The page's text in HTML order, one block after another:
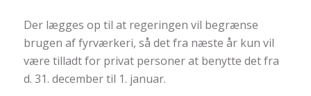
Der lægges op til at regeringen vil begrænse
brugen af fyrværkeri, så det fra næste år kun vil
være tilladt for privat personer at benytte det fra
d. 31. december til 1. januar.